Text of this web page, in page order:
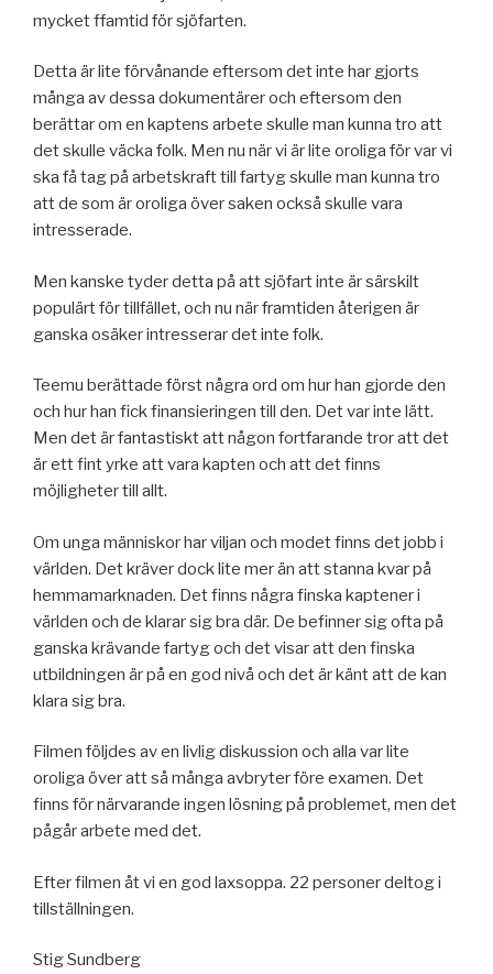
mycket ffamtid för sjöfarten.
Detta är lite förvånande eftersom det inte har gjorts
många av dessa dokumentärer och eftersom den
berättar om en kaptens arbete skulle man kunna tro att
det skulle väcka folk. Men nu när vi är lite oroliga för var vi
ska få tag på arbetskraft till fartyg skulle man kunna tro
att de som är oroliga över saken också skulle vara
intresserade.
Men kanske tyder detta på att sjöfart inte är särskilt
populärt för tillfället, och nu när framtiden återigen är
ganska osäker intresserar det inte folk.
Teemu berättade först några ord om hur han gjorde den
och hur han fick finansieringen till den. Det var inte lätt.
Men det är fantastiskt att någon fortfarande tror att det
är ett fint yrke att vara kapten och att det finns
möjligheter till allt.
Om unga människor har viljan och modet finns det jobb i
världen. Det kräver dock lite mer än att stanna kvar på
hemmamarknaden. Det finns några finska kaptener i
världen och de klarar sig bra där. De befinner sig ofta på
ganska krävande fartyg och det visar att den finska
utbildningen är på en god nivå och det är känt att de kan
klara sig bra.
Filmen följdes av en livlig diskussion och alla var lite
oroliga över att så många avbryter före examen. Det
finns för närvarande ingen lösning på problemet, men det
pågår arbete med det.
Efter filmen åt vi en god laxsoppa. 22 personer deltog i
tillställningen.
Stig Sundberg